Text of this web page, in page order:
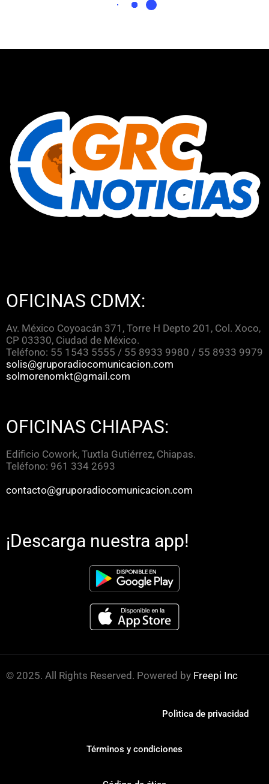
OFICINAS CDMX:
Av. México Coyoacán 371, Torre H Depto 201, Col. Xoco,
CP 03330, Ciudad de México.
Teléfono: 55 1543 5555 / 55 8933 9980 / 55 8933 9979
solis@gruporadiocomunicacion.com
solmorenomkt@gmail.com
OFICINAS CHIAPAS:
Edificio Cowork, Tuxtla Gutiérrez, Chiapas.
Teléfono: 961 334 2693
contacto@gruporadiocomunicacion.com
¡Descarga nuestra app!
© 2025. All Rights Reserved. Powered by Freepi Inc
Polìtica de privacidad
Términos y condiciones